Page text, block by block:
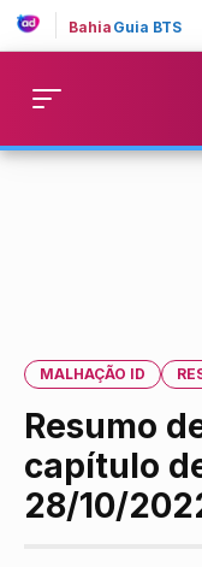
Bahia Guia BTS
MALHAÇÃO ID
Resumo
capítulo
28/10/